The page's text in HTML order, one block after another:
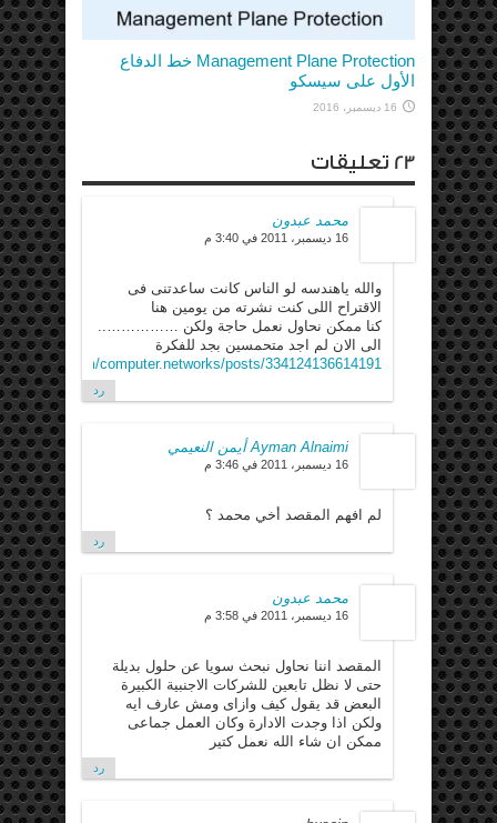
Management Plane Protection خط الدفاع
الأول على سيسكو
16 ديسمبر، 2016
23 تعليقات
محمد عبدون
16 ديسمبر، 2011 في 3:40 م
والله ياهندسه لو الناس كانت ساعدتنى فى
الاقتراح اللى كنت نشرته من يومين هنا
كنا ممكن نحاول نعمل حاجة ولكن ……………..
الى الان لم اجد متحمسين بجد للفكرة
computer.networks/posts/334124136614191
رد
Ayman Alnaimi أيمن النعيمي
16 ديسمبر، 2011 في 3:46 م
لم افهم المقصد أخي محمد ؟
رد
محمد عبدون
16 ديسمبر، 2011 في 3:58 م
المقصد اننا نحاول نبحث سويا عن حلول بديلة
حتى لا نظل تابعين للشركات الاجنبية الكبيرة
البعض قد يقول كيف وازاى ومش عارف ايه
ولكن اذا وجدت الادارة وكان العمل جماعى
ممكن ان شاء الله نعمل كتير
رد